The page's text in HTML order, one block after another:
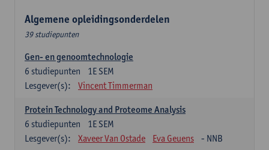
Algemene opleidingsonderdelen
39 studiepunten
Gen- en genoomtechnologie
1E SEM
6 studiepunten
Lesgever(s):
Vincent Timmerman
Protein Technology and Proteome Analysis
1E SEM
6 studiepunten
Lesgever(s):
Xaveer Van Ostade Eva Geuens - NNB